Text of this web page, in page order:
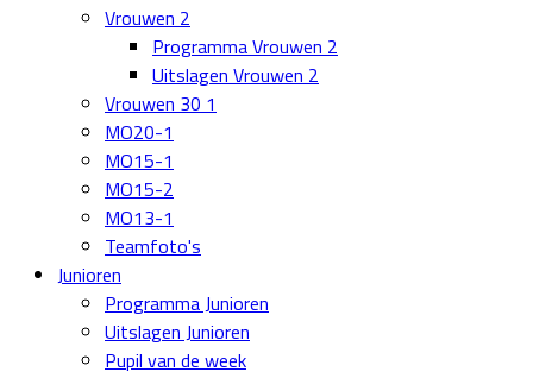
Vrouwen 2
Programma Vrouwen 2
Uitslagen Vrouwen 2
Vrouwen 30 1
MO20-1
MO15-1
MO15-2
MO13-1
Teamfoto's
Junioren
Programma Junioren
Uitslagen Junioren
Pupil van de week